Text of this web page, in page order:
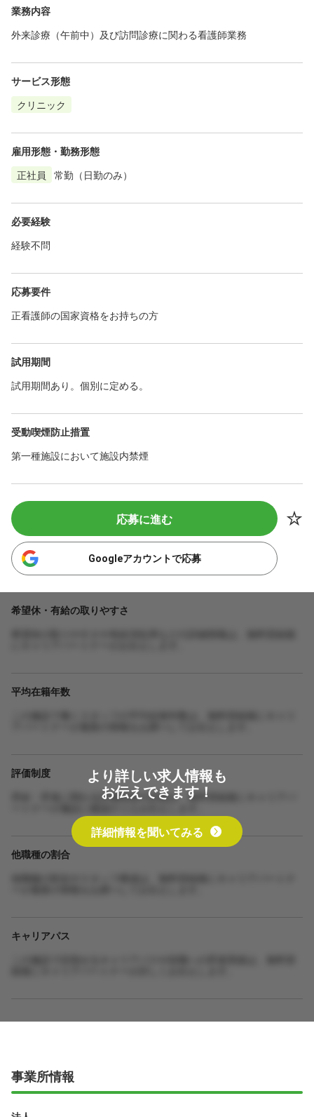
業務内容
外来診療（午前中）及び訪問診療に関わる看護師業務
サービス形態
クリニック
雇用形態・勤務形態
正社員
常勤（日勤のみ）
必要経験
経験不問
応募要件
正看護師の国家資格をお持ちの方
試用期間
試用期間あり。個別に定める。
受動喫煙防止措置
第一種施設において施設内禁煙
応募に進む
Googleアカウントで応募
希望休・有給の取りやすさ
平均在籍年数
評価制度
昇給・昇進に関わる評価制度の詳細は、無料登録後にキャリアパ
他職種の割合
キャリアパス
より詳しい求人情報も
お伝えできます！
詳細情報を聞いてみる
事業所情報